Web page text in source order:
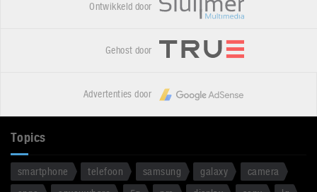
Ontwikkeld door
Gehost door
Advertenties door
Topics
smartphone telefoon samsung galaxy
camera